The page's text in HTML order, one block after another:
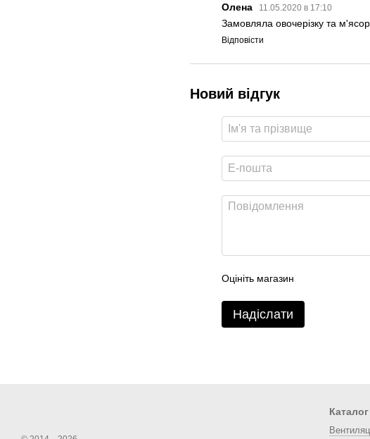
Олена 11.05.2020 в 17:10
Замовляла овочерізку та
Відповісти
Новий відгук
Оцініть магазин
Надіслати
Каталог